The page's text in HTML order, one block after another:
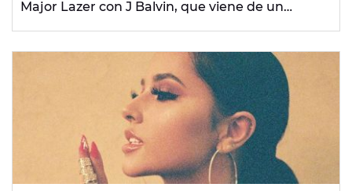
Major Lazer con J Balvin, que viene de un
Anuel AA, Karol G, J Balvin&Daddy Yankee,
’, ¡y muchos más!